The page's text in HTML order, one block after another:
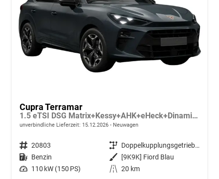
Cupra Terramar
1.5 eTSI DSG Matrix+Kessy+AHK+eHeck+Dinamica+CarPlay+eHeck+GV5
unverbindliche Lieferzeit: 15.12.2026 Neuwagen
Fahrzeugnr. 20803 Getriebe
Doppelkupplungsgetriebe (DSG)
Kraftstoff Benzin Außenfarbe
[9K9K] Fiord Blau
Leistung 110 kW (150 PS) Kilometerstand 20 km